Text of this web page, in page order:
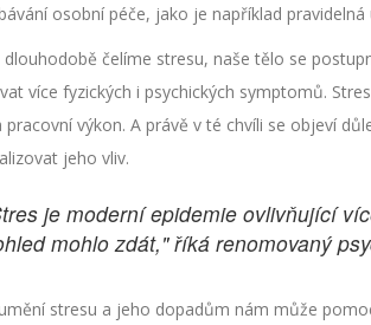
osobní péče, jako je například pravidelná
dlouhodobě čelíme stresu, naše tělo se
více fyzických i psychických symptomů.
pracovní výkon. A právě v té chvíli se objeví
jeho vliv.
je moderní epidemie ovlivňující
mohlo zdát," říká renomovaný
stresu a jeho dopadům nám může